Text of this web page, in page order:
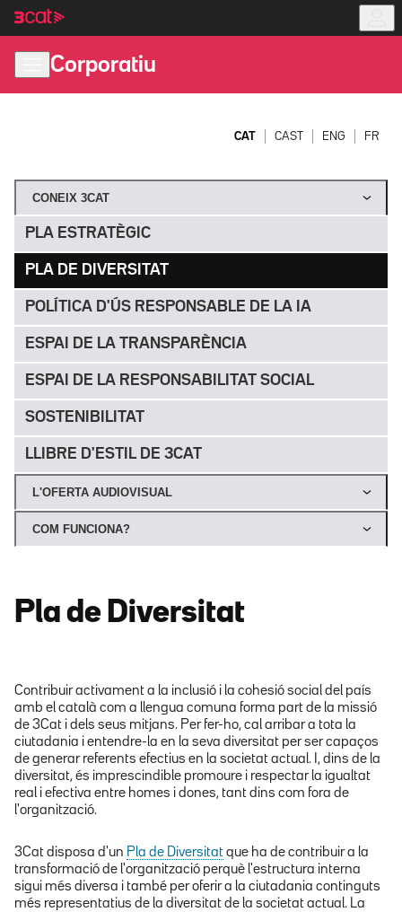
Anar
navegació
Anar
Corporatiu
CAT CAST ENG FR
CONEIX 3CAT
PLA ESTRATÈGIC
PLA DE DIVERSITAT
POLÍTICA D'ÚS RESPONSABLE DE LA IA
ESPAI DE LA TRANSPARÈNCIA
ESPAI DE LA RESPONSABILITAT SOCIAL
SOSTENIBILITAT
LLIBRE D'ESTIL DE 3CAT
L'OFERTA AUDIOVISUAL
COM FUNCIONA?
Pla de Diversitat
Contribuir activament a la inclusió i la cohesió social del país
amb el català com a llengua comuna forma part de la missió
de 3Cat i dels seus mitjans. Per fer-ho, cal arribar a tota la
ciutadania i entendre-la en la seva diversitat per ser capaços
de generar referents efectius en la societat actual. I, dins de la
diversitat, és imprescindible promoure i respectar la igualtat
real i efectiva entre homes i dones, tant dins com fora de
l'organització.
3Cat disposa d'un Pla de Diversitat que ha de contribuir a la
transformació de l'organització perquè l'estructura interna
sigui més diversa i també per oferir a la ciutadania continguts
més representatius de la diversitat de la societat actual. La